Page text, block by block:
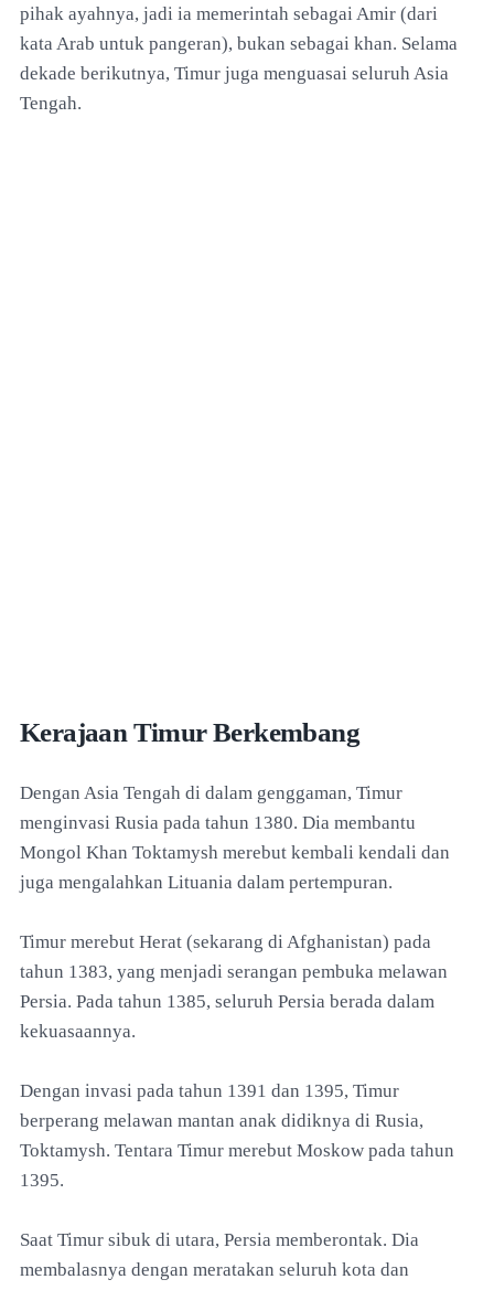
pihak ayahnya, jadi ia memerintah sebagai Amir (dari
kata Arab untuk pangeran), bukan sebagai khan. Selama
dekade berikutnya, Timur juga menguasai seluruh Asia
Tengah.
Kerajaan Timur Berkembang
Dengan Asia Tengah di dalam genggaman, Timur
menginvasi Rusia pada tahun 1380. Dia membantu
Mongol Khan Toktamysh merebut kembali kendali dan
juga mengalahkan Lituania dalam pertempuran.
Timur merebut Herat (sekarang di Afghanistan) pada
tahun 1383, yang menjadi serangan pembuka melawan
Persia. Pada tahun 1385, seluruh Persia berada dalam
kekuasaannya.
Dengan invasi pada tahun 1391 dan 1395, Timur
berperang melawan mantan anak didiknya di Rusia,
Toktamysh. Tentara Timur merebut Moskow pada tahun
1395.
Saat Timur sibuk di utara, Persia memberontak. Dia
membalasnya dengan meratakan seluruh kota dan